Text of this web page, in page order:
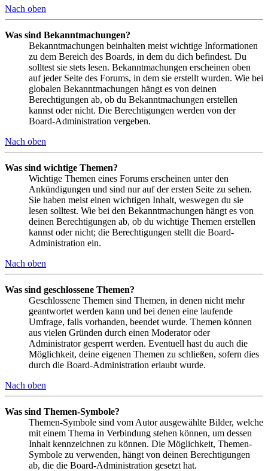
Nach oben
Was sind Bekanntmachungen?
Bekanntmachungen beinhalten meist wichtige Informationen
zu dem Bereich des Boards, in dem du dich befindest. Du
solltest sie stets lesen. Bekanntmachungen erscheinen oben
auf jeder Seite des Forums, in dem sie erstellt wurden. Wie bei
globalen Bekanntmachungen hängt es von deinen
Berechtigungen ab, ob du Bekanntmachungen erstellen
kannst oder nicht. Die Berechtigungen werden von der
Board-Administration vergeben.
Nach oben
Was sind wichtige Themen?
Wichtige Themen eines Forums erscheinen unter den
Ankündigungen und sind nur auf der ersten Seite zu sehen.
Sie haben meist einen wichtigen Inhalt, weswegen du sie
lesen solltest. Wie bei den Bekanntmachungen hängt es von
deinen Berechtigungen ab, ob du wichtige Themen erstellen
kannst oder nicht; die Berechtigungen stellt die Board-
Administration ein.
Nach oben
Was sind geschlossene Themen?
Geschlossene Themen sind Themen, in denen nicht mehr
geantwortet werden kann und bei denen eine laufende
Umfrage, falls vorhanden, beendet wurde. Themen können
aus vielen Gründen durch einen Moderator oder
Administrator gesperrt werden. Eventuell hast du auch die
Möglichkeit, deine eigenen Themen zu schließen, sofern dies
durch die Board-Administration erlaubt wurde.
Nach oben
Was sind Themen-Symbole?
Themen-Symbole sind vom Autor ausgewählte Bilder, welche
mit einem Thema in Verbindung stehen können, um dessen
Inhalt kennzeichnen zu können. Die Möglichkeit, Themen-
Symbole zu verwenden, hängt von deinen Berechtigungen
ab, die die Board-Administration gesetzt hat.